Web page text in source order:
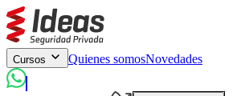
Cursos Quienes somosNovedades